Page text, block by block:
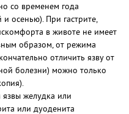
со временем года
осенью). При гастрите,
в животе не имеет
образом, от режима
отличить язву от
болезни) можно только
желудка или
или дуоденита